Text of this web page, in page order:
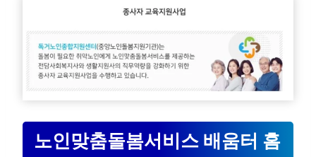
노인맞춤돌봄서비스 배움터 홈